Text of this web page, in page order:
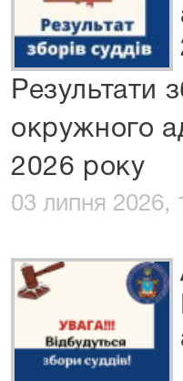
Результати
окружного
2026 року
03 липня 2026,